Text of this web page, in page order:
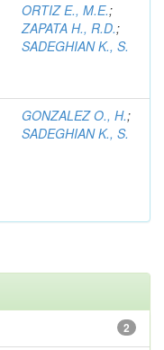
ORTIZ E., M.E.;
ZAPATA H., R.D.;
SADEGHIAN K., S.
GONZALEZ O., H.;
SADEGHIAN K., S.
2